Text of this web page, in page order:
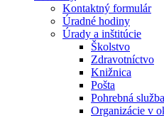
Kontaktný formulár
Úradné hodiny
Úrady a inštitúcie
Školstvo
Zdravotníctvo
Knižnica
Pošta
Pohrebná služba
Organizácie v